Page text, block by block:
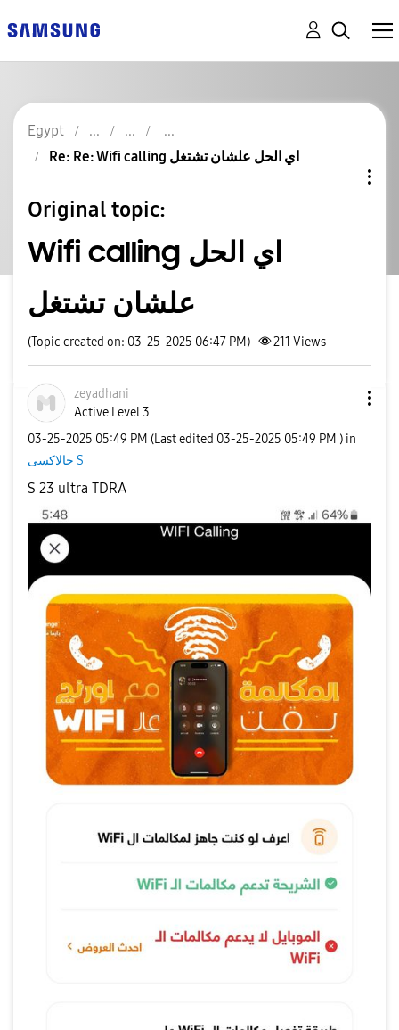
Egypt
Re: Re: Wifi calling اي الحل علشان تشتغل
Original topic:
Wifi calling اي الحل
علشان تشتغل
(Topic created on: 03-25-2025 06:47 PM) 211 Views
zeyadhani
Active Level 3
‎03-25-2025 05:49 PM (Last edited ‎03-25-2025 05:49 PM ) in
جالاكسى S
S 23 ultra TDRA